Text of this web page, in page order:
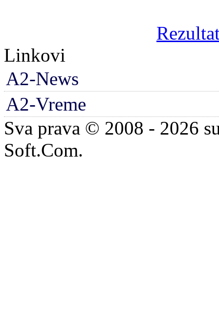
Linkovi
A2-News
A2-Vreme
Sva prava © 2008 - 2026
Soft.Com.